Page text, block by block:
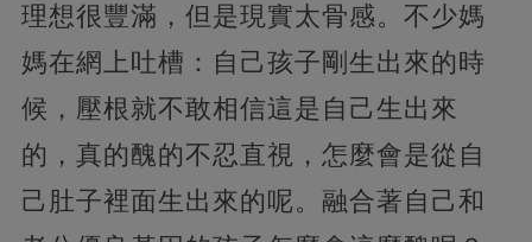
理想很豐滿，但是現實太骨感。不少媽
媽在網上吐槽：自己孩子剛生出來的時
候，壓根就不敢相信這是自己生出來
的，真的醜的不忍直視，怎麼會是從自
己肚子裡面生出來的呢。融合著自己和